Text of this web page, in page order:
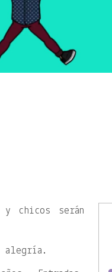
chicos serán
alegría.